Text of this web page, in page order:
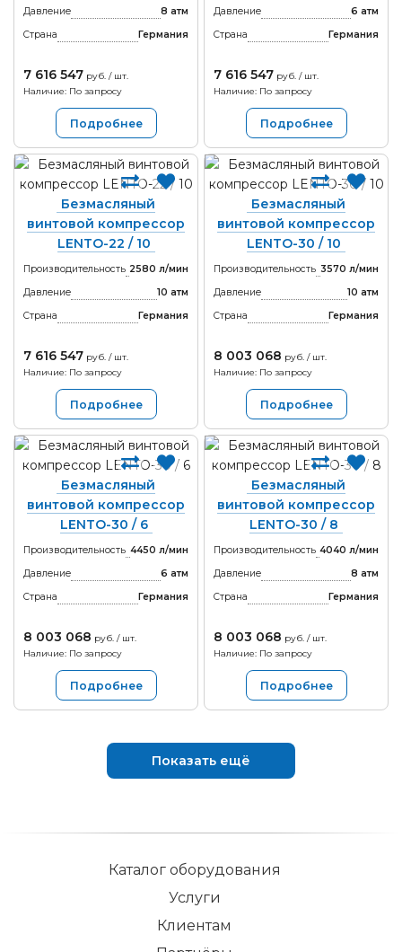
Давление
8 атм
Страна
Германия
7 616 547 руб. / шт.
Наличие: По запросу
Подробнее
Давление
6 атм
Страна
Германия
7 616 547 руб. / шт.
Наличие: По запросу
Подробнее
Безмасляный
винтовой компрессор
LENTO-22 / 10
Производительность 2580 л/мин
Давление
10 атм
Страна
Германия
7 616 547 руб. / шт.
Наличие: По запросу
Подробнее
Безмасляный
винтовой компрессор
LENTO-30 / 10
Производительность 3570 л/мин
Давление
10 атм
Страна
Германия
8 003 068 руб. / шт.
Наличие: По запросу
Подробнее
Безмасляный
винтовой компрессор
LENTO-30 / 6
Производительность 4450 л/мин
Давление
6 атм
Страна
Германия
8 003 068 руб. / шт.
Наличие: По запросу
Подробнее
Безмасляный
винтовой компрессор
LENTO-30 / 8
Производительность 4040 л/мин
Давление
8 атм
Страна
Германия
8 003 068 руб. / шт.
Наличие: По запросу
Подробнее
Показать ещё
Каталог оборудования
Услуги
Клиентам